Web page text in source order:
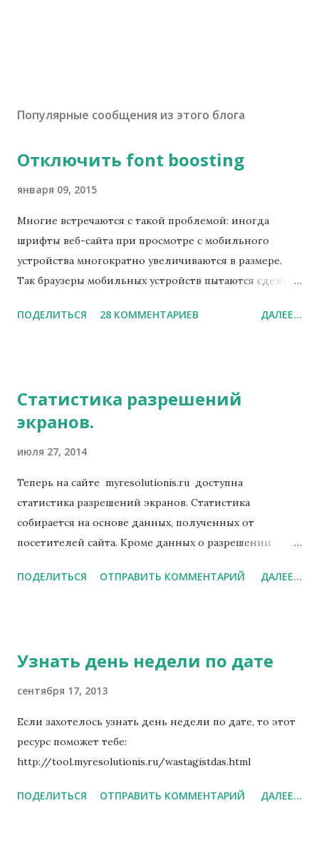
Популярные сообщения из этого блога
Отключить font boosting
января 09, 2015
Многие встречаются с такой проблемой: иногда
шрифты веб-сайта при просмотре с мобильного
устройства многократно увеличиваются в размере.
Так браузеры мобильных устройств пытаются сделать
неудобнее для разработчиков.
ПОДЕЛИТЬСЯ 28 КОММЕНТАРИЕВ ДАЛЕЕ...
Статистика разрешений
экранов.
июля 27, 2014
Теперь на сайте myresolutionis.ru доступна
статистика разрешений экранов. Статистика
собирается на основе данных, полученных от
посетителей сайта. Кроме данных о разрешении
Статистика доступна по адресу
ПОДЕЛИТЬСЯ ОТПРАВИТЬ КОММЕНТАРИЙ ДАЛЕЕ...
Узнать день недели по дате
сентября 17, 2013
Если захотелось узнать день недели по дате, то этот
ресурс поможет тебе:
http://tool.myresolutionis.ru/wastagistdas.html
ПОДЕЛИТЬСЯ ОТПРАВИТЬ КОММЕНТАРИЙ ДАЛЕЕ...